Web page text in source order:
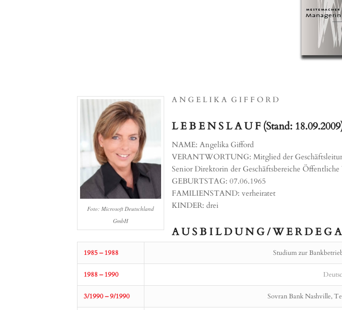
Foto: Microsoft Deutschland
GmbH
A N G E L I K A G I F F O R D
L E B E N S L A U F (Stand:
NAME: Angelika Gifford
VERANTWORTUNG: Mitglied der
Senior Direktorin der Geschäftsbereiche
GEBURTSTAG: 07.06.1965
FAMILIENSTAND: verheiratet
KINDER: drei
A U S B I L D U N G / W E R D E G
1985 – 1988 Studium zur
1988 – 1990
3/1990 – 9/1990 Sovran Bank Nashville,